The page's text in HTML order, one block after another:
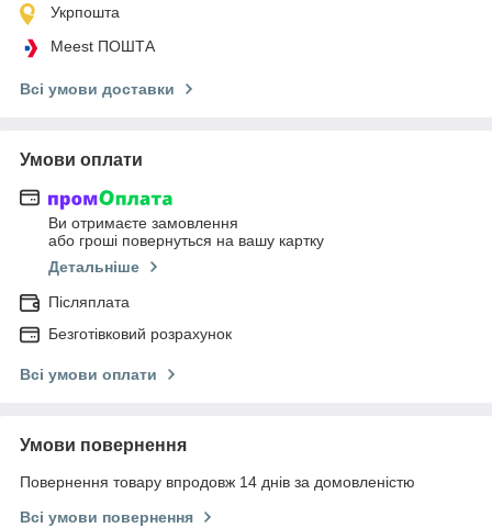
Укрпошта
Meest ПОШТА
Всі умови доставки
Умови оплати
Ви отримаєте замовлення
або гроші повернуться на вашу картку
Детальніше
Післяплата
Безготівковий розрахунок
Всі умови оплати
Умови повернення
Повернення товару впродовж 14 днів за домовленістю
Всі умови повернення